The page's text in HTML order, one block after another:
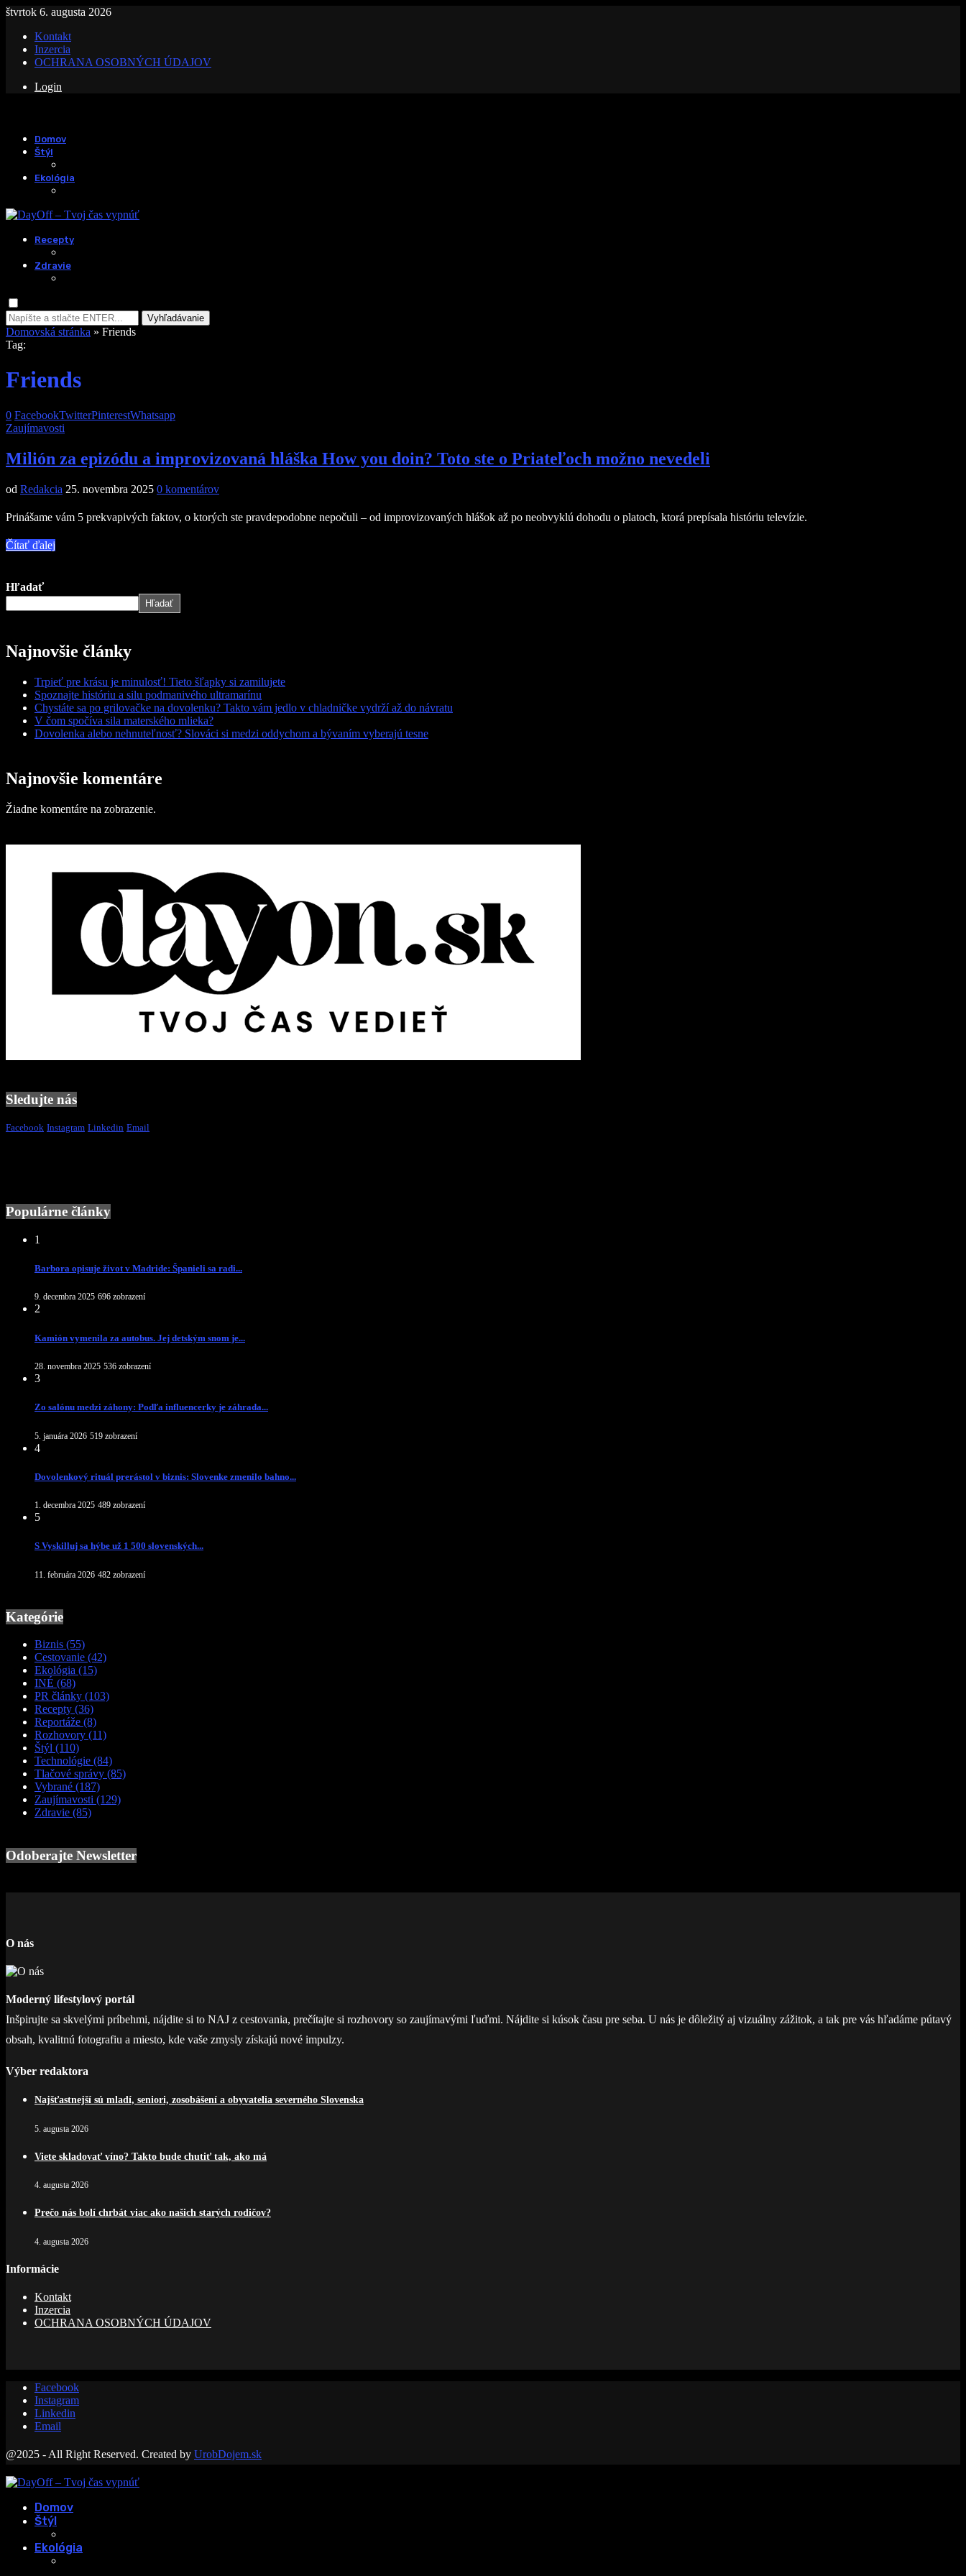
štvrtok 6. augusta 2026
Kontakt
Inzercia
OCHRANA OSOBNÝCH ÚDAJOV
Login
Domov
Štýl
Ekológia
Recepty
Zdravie
Vyhľadávanie
Domovská stránka » Friends
Tag:
Friends
0 FacebookTwitterPinterestWhatsapp
Zaujímavosti
Milión za epizódu a improvizovaná hláška How you doin? Toto ste o Priateľoch možno nevedeli
od Redakcia 25. novembra 2025 0 komentárov
Prinášame vám 5 prekvapivých faktov, o ktorých ste pravdepodobne nepočuli – od improvizovaných hlášok až po neobvyklú dohodu o platoch, ktorá prepísala históriu televízie.
Čítať ďalej
Hľadať
Hľadať
Najnovšie články
Trpieť pre krásu je minulosť! Tieto šľapky si zamilujete
Spoznajte históriu a silu podmanivého ultramarínu
Chystáte sa po grilovačke na dovolenku? Takto vám jedlo v chladničke vydrží až do návratu
V čom spočíva sila materského mlieka?
Dovolenka alebo nehnuteľnosť? Slováci si medzi oddychom a bývaním vyberajú tesne
Najnovšie komentáre
Žiadne komentáre na zobrazenie.
Sledujte nás
Facebook Instagram Linkedin Email
Populárne články
1
Barbora opisuje život v Madride: Španieli sa radi...
9. decembra 2025 696 zobrazení
2
Kamión vymenila za autobus. Jej detským snom je...
28. novembra 2025 536 zobrazení
3
Zo salónu medzi záhony: Podľa influencerky je záhrada...
5. januára 2026 519 zobrazení
4
Dovolenkový rituál prerástol v biznis: Slovenke zmenilo bahno...
1. decembra 2025 489 zobrazení
5
S Vyskilluj sa hýbe už 1 500 slovenských...
11. februára 2026 482 zobrazení
Kategórie
Biznis (55)
Cestovanie (42)
Ekológia (15)
INÉ (68)
PR články (103)
Recepty (36)
Reportáže (8)
Rozhovory (11)
Štýl (110)
Technológie (84)
Tlačové správy (85)
Vybrané (187)
Zaujímavosti (129)
Zdravie (85)
Odoberajte Newsletter
O nás
Moderný lifestylový portál
Inšpirujte sa skvelými príbehmi, nájdite si to NAJ z cestovania, prečítajte si rozhovory so zaujímavými ľuďmi. Nájdite si kúsok času pre seba. U nás je dôležitý aj vizuálny zážitok, a tak pre vás hľadáme pútavý
obsah, kvalitnú fotografiu a miesto, kde vaše zmysly získajú nové impulzy.
Výber redaktora
Najšťastnejší sú mladí, seniori, zosobášení a obyvatelia severného Slovenska
5. augusta 2026
Viete skladovať víno? Takto bude chutiť tak, ako má
4. augusta 2026
Prečo nás bolí chrbát viac ako našich starých rodičov?
4. augusta 2026
Informácie
Kontakt
Inzercia
OCHRANA OSOBNÝCH ÚDAJOV
Facebook
Instagram
Linkedin
Email
@2025 - All Right Reserved. Created by UrobDojem.sk
Domov
Štýl
Ekológia